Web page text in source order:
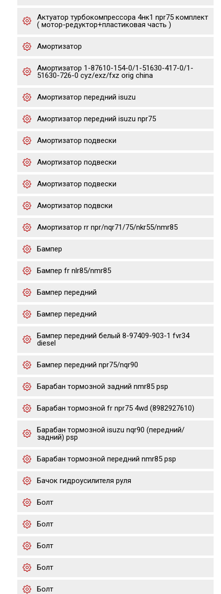
Актуатор турбокомпрессора 4нк1 npr75 комплект
( мотор-редуктор+пластиковая часть )
Амортизатор
Амортизатор 1-87610-154-0/1-51630-417-0/1-
51630-726-0 cyz/exz/fxz orig china
Амортизатор передний isuzu
Амортизатор передний isuzu npr75
Амортизатор подвески
Амортизатор подвески
Амортизатор подвески
Амортизатор подвски
Амортизатор rr npr/nqr71/75/nkr55/nmr85
Бампер
Бампер fr nlr85/nmr85
Бампер передний
Бампер передний
Бампер передний белый 8-97409-903-1 fvr34
diesel
Бампер передний npr75/nqr90
Барабан тормозной задний nmr85 psp
Барабан тормозной fr npr75 4wd (8982927610)
Барабан тормозной isuzu nqr90 (передний/
задний) psp
Барабан тормозной передний nmr85 psp
Бачок гидроусилителя руля
Болт
Болт
Болт
Болт
Болт